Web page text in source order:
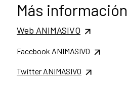
Más información
Web ANIMASIVO
Facebook ANIMASIVO
Twitter ANIMASIVO